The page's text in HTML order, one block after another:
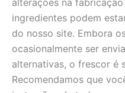
alterações na
ingredientes podem
do nosso site. Embora
ocasionalmente ser
alternativas, o frescor é
Recomendamos que